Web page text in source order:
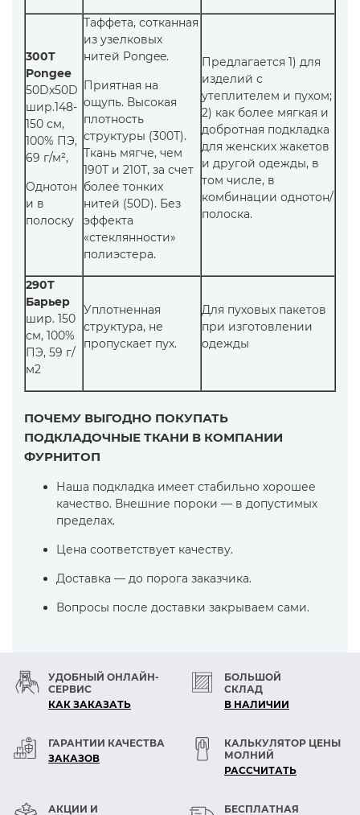
300T
Pongee
50Dx50D
шир.148-
150 см,
100% ПЭ,
69 г/м²,
Однотон
и в
полоску
Таффета, сотканная
из узелковых
нитей Pongee.
Приятная на
ощупь. Высокая
плотность
структуры (300Т).
Ткань мягче, чем
190Т и 210Т, за счет
более тонких
нитей (50D). Без
эффекта
«стеклянности»
полиэстера.
Предлагается 1) для
изделий с
утеплителем и пухом;
2) как более мягкая и
добротная подкладка
для женских жакетов
и другой одежды, в
том числе, в
комбинации однотон/
полоска.
290T
Барьер
шир. 150
см, 100%
ПЭ, 59 г/
м2
Уплотненная
структура, не
пропускает пух.
Для пуховых пакетов
при изготовлении
одежды
ПОЧЕМУ ВЫГОДНО ПОКУПАТЬ
ПОДКЛАДОЧНЫЕ ТКАНИ В КОМПАНИИ
ФУРНИТОП
Наша подкладка имеет стабильно хорошее
качество. Внешние пороки — в допустимых
пределах.
Цена соответствует качеству.
Доставка — до порога заказчика.
Вопросы после доставки закрываем сами.
УДОБНЫЙ ОНЛАЙН-
СЕРВИС
КАК ЗАКАЗАТЬ
БОЛЬШОЙ
СКЛАД
В НАЛИЧИИ
ГАРАНТИИ КАЧЕСТВА
ЗАКАЗОВ
КАЛЬКУЛЯТОР ЦЕНЫ
МОЛНИЙ
РАСCЧИТАТЬ
АКЦИИ И
БЕСПЛАТНАЯ